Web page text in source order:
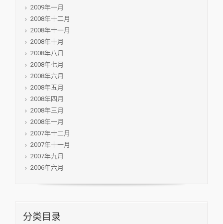
2009年一月
2008年十二月
2008年十一月
2008年十月
2008年八月
2008年七月
2008年六月
2008年五月
2008年四月
2008年三月
2008年一月
2007年十二月
2007年十一月
2007年九月
2006年六月
分类目录